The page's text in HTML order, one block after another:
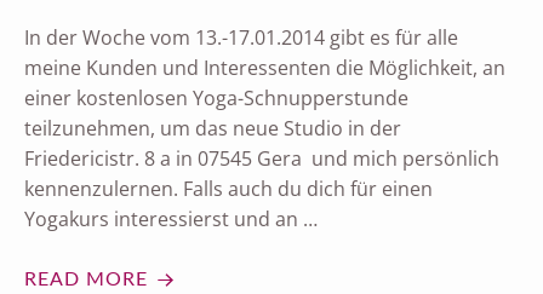
In der Woche vom 13.-17.01.2014 gibt es für alle
meine Kunden und Interessenten die Möglichkeit, an
einer kostenlosen Yoga-Schnupperstunde
teilzunehmen, um das neue Studio in der
Friedericistr. 8 a in 07545 Gera und mich persönlich
kennenzulernen. Falls auch du dich für einen
Yogakurs interessierst und an …
READ MORE